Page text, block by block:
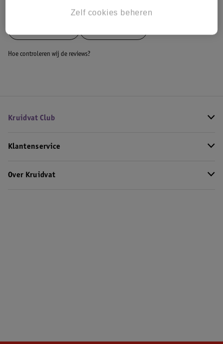
Hoe controleren wij de reviews?
Kruidvat Club
Klantenservice
Over Kruidvat
Zelf cookies beheren